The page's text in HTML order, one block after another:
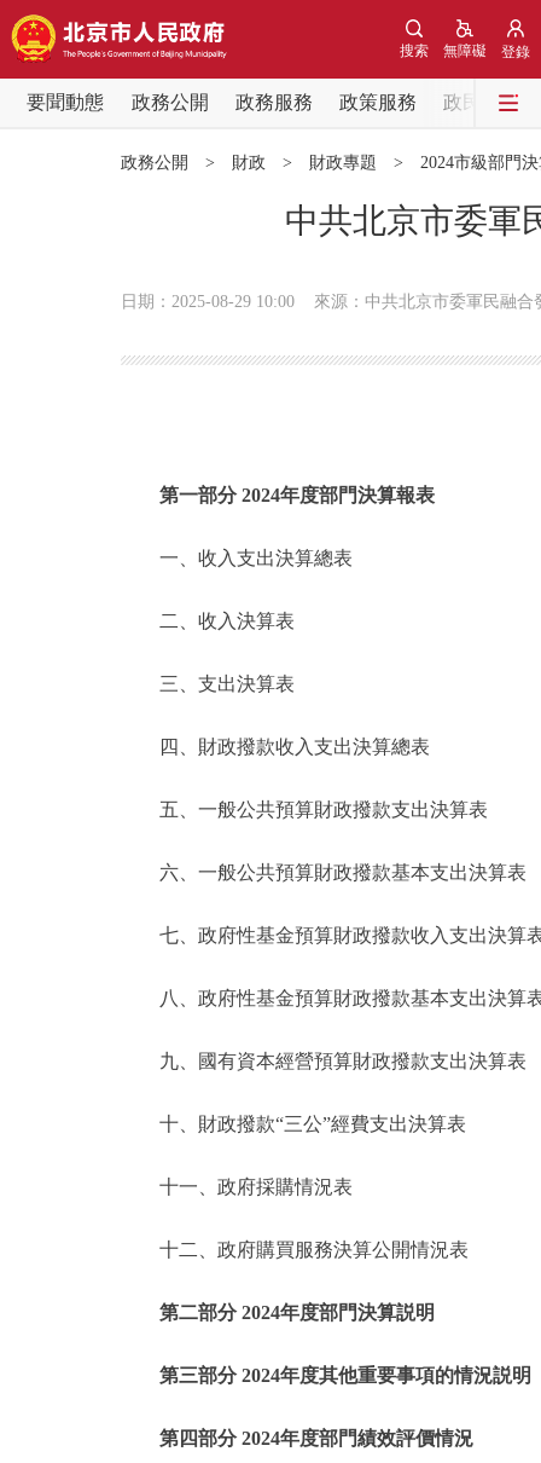
登錄
無障礙
搜索
要聞動態 政務公開 政務服務 政策服務
政民互動
便民服務
仲介服務
政民互動
12345網上接訴即辦
參與調查
走進北京
北京概況
綠色北京
ENGLISH
政務公開 > 財政 > 財政專題 > 2024市級部門
中共北京市委軍
日期：2025-08-29 10:00 來源：中共北京市委軍民融合
第一部分 2024年度部門決算報表
一、收入支出決算總表
二、收入決算表
三、支出決算表
四、財政撥款收入支出決算總表
五、一般公共預算財政撥款支出決算表
六、一般公共預算財政撥款基本支出決算表
七、政府性基金預算財政撥款收入支出決算
八、政府性基金預算財政撥款基本支出決算
九、國有資本經營預算財政撥款支出決算表
十、財政撥款“三公”經費支出決算表
十一、政府採購情況表
十二、政府購買服務決算公開情況表
第二部分 2024年度部門決算説明
第三部分 2024年度其他重要事項的情況説明
第四部分 2024年度部門績效評價情況